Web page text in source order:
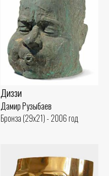
Диззи
Дамир Рузыбаев
Бронза (29x21) - 2006 год